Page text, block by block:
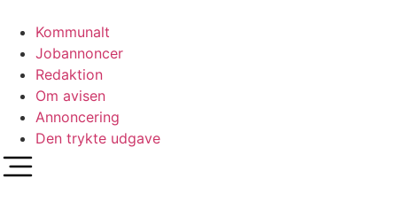
indhold
Kommunalt
Jobannoncer
Redaktion
Om avisen
Annoncering
Den trykte udgave